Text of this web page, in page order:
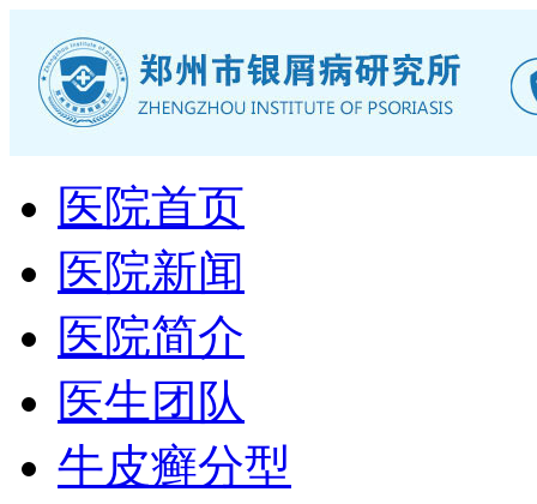
医院首页
医院新闻
医院简介
医生团队
牛皮癣分型